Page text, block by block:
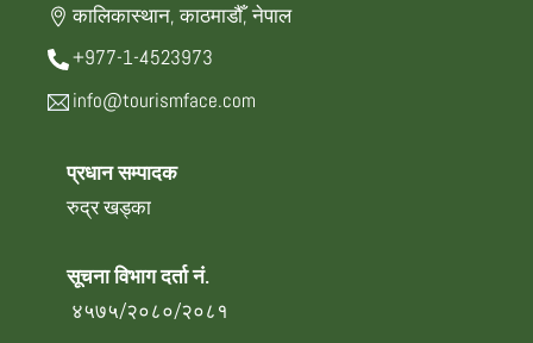
कालिकास्थान, काठमाडौँ, नेपाल
+977-1-4523973
info@tourismface.com
प्रधान सम्पादक
रुद्र खड्का
सूचना विभाग दर्ता नं.
४५७५/२०८०/२०८१